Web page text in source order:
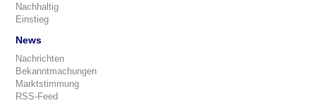
Nachhaltig
Einstieg
News
Nachrichten
Bekanntmachungen
Marktstimmung
RSS-Feed